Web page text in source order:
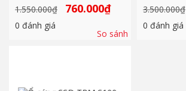
1.550.000₫
Giá
gốc
1.550.000₫.
760.000₫Giá
là:
0 đánh giá
So sánh
3.500.000₫
0 đánh giá